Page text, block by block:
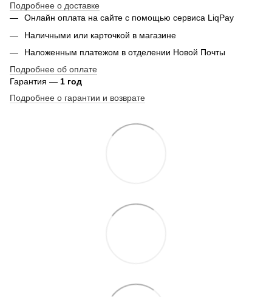
Подробнее о доставке
Онлайн оплата на сайте с помощью сервиса LiqPay
Наличными или карточкой в магазине
Наложенным платежом в отделении Новой Почты
Подробнее об оплате
Гарантия — 1 год
Подробнее о гарантии и возврате